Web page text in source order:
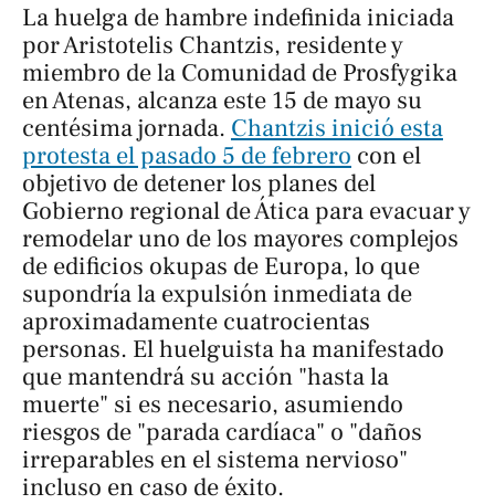
La huelga de hambre indefinida iniciada
por Aristotelis Chantzis, residente y
miembro de la Comunidad de Prosfygika
en Atenas, alcanza este 15 de mayo su
centésima jornada. Chantzis inició esta
protesta el pasado 5 de febrero con el
objetivo de detener los planes del
Gobierno regional de Ática para evacuar y
remodelar uno de los mayores complejos
de edificios okupas de Europa, lo que
supondría la expulsión inmediata de
aproximadamente cuatrocientas
personas. El huelguista ha manifestado
que mantendrá su acción "hasta la
muerte" si es necesario, asumiendo
riesgos de "parada cardíaca" o "daños
irreparables en el sistema nervioso"
incluso en caso de éxito.